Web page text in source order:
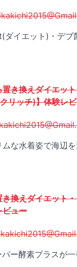
ダイエット)・デブ
き換えダイエッ
リッチ)】体験レ
ムな水着姿で海辺
換えダイエット
ビュー
ー酵素プラスが